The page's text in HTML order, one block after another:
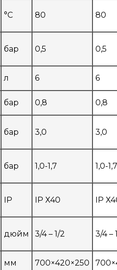
°C 80 80
бар 0,5 0,5
л 6 6
бар 0,8 0,8
бар 3,0 3,0
бар 1,0-1,7 1,0-1,7
IP IP Х40 IP
дюйм 3/4 – 1/2 3/4 –
мм 700×420×250